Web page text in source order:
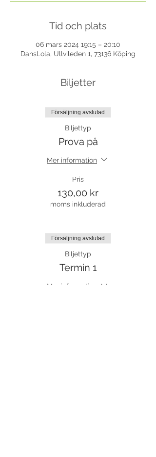
Tid och plats
06 mars 2024 19:15 – 20:10
DansLola, Ullvileden 1, 73136 Köping
Biljetter
Försäljning avslutad
Biljettyp
Prova på
Mer information
Pris
130,00 kr
moms inkluderad
Försäljning avslutad
Biljettyp
Termin 1
Mer information